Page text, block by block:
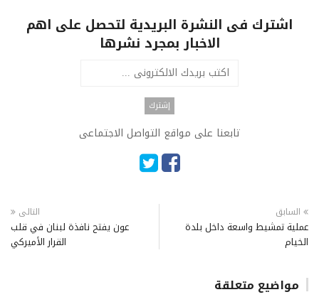
اشترك فى النشرة البريدية لتحصل على اهم
الاخبار بمجرد نشرها
تابعنا على مواقع التواصل الاجتماعى
السابق
عملية تمشيط واسعة داخل بلدة
الخيام
التالى
عون يفتح نافذة لبنان في قلب
القرار الأميركي
مواضيع متعلقة